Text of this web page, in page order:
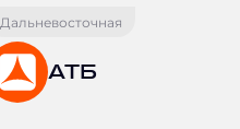
Дальневосточная
АТБ